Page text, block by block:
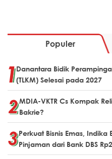
Populer
Danantara Bidik
(TLKM) Selesai pada 2027
MDIA-VKTR Cs Kompak
Bakrie?
Perkuat Bisnis Emas, Indika
Pinjaman dari Bank DBS